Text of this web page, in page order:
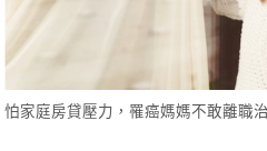
怕家庭房貸壓力，罹癌媽媽不敢離職